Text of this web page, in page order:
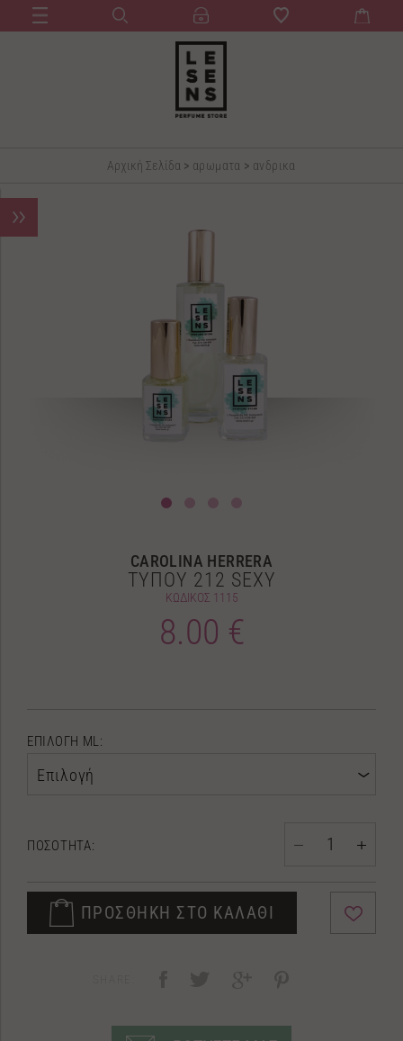
Αρχική Σελίδα > αρωματα > ανδρικα
CAROLINA HERRERA
ΤΥΠΟΥ 212 SEXY
ΚΩΔΙΚΟΣ 1115
8.00 €
ΕΠΙΛΟΓΗ ML:
Επιλογή
ΠΟΣΟΤΗΤΑ:
ΠΡΟΣΘΗΚΗ ΣΤΟ ΚΑΛΑΘΙ